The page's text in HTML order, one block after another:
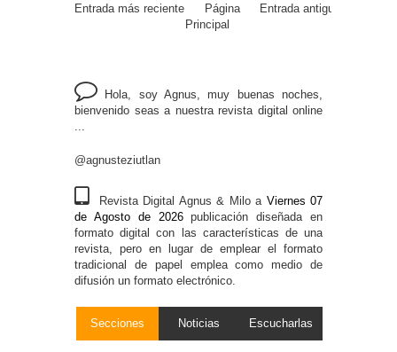
Entrada más reciente Entrada antigua
Página
Principal
Hola, soy Agnus, muy buenas noches,
bienvenido seas a nuestra revista digital online
...
@agnusteziutlan
Revista Digital Agnus & Milo a Viernes 07
de Agosto de 2026publicación diseñada en
formato digital con las características de una
revista, pero en lugar de emplear el formato
tradicional de papel emplea como medio de
difusión un formato electrónico.
Secciones Noticias Escucharlas